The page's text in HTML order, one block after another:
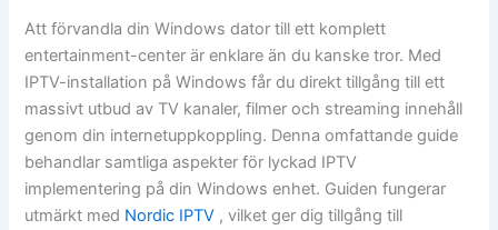
Att förvandla din Windows dator till ett komplett
entertainment-center är enklare än du kanske tror. Med
IPTV-installation på Windows får du direkt tillgång till ett
massivt utbud av TV kanaler, filmer och streaming innehåll
genom din internetuppkoppling. Denna omfattande guide
behandlar samtliga aspekter för lyckad IPTV
implementering på din Windows enhet. Guiden fungerar
utmärkt med Nordic IPTV , vilket ger dig tillgång till